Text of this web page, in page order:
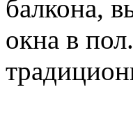
балкона,
окна в